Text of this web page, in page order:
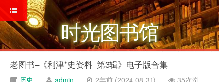
时光图书馆
老图书–《利津*史资料_第3辑》电子版合集
历史 admin 2年前 (2024-08-31)
35次浏